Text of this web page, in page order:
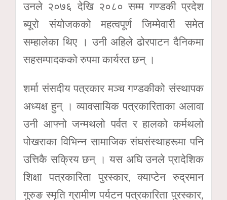
उनले २०७६ देखि २०८० सम्म गण्डकी प्रदेश
ब्यूरो संयोजकको महत्वपूर्ण जिम्मेवारी समेत
सम्हालेका थिए । उनी अहिले ढोरपाटन दैनिकमा
सहसम्पादकको रुपमा कार्यरत छन् ।
शर्मा संसदीय पत्रकार मञ्च गण्डकीको संस्थापक
अध्यक्ष हुन् । व्यावसायिक पत्रकारिताका अलावा
उनी आफ्नो जन्मथलो पर्वत र हालको कर्मथलो
पोखराका विभिन्न सामाजिक संघसंस्थाहरूमा पनि
उत्तिकै सक्रिय छन् । यस अघि उनले प्रादेशिक
शिक्षा पत्रकारिता पुरस्कार, क्याप्टेन रुद्रमान
गुरुङ स्मृति ग्रामीण पर्यटन पत्रकारिता पुरस्कार,